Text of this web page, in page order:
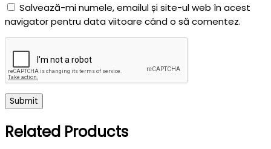
Salvează-mi numele, emailul și site-ul web în acest
navigator pentru data viitoare când o să comentez.
Related Products